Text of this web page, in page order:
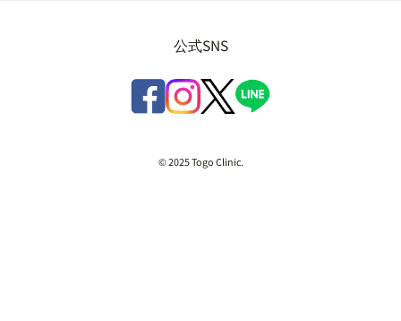
公式SNS
© 2025 Togo Clinic.